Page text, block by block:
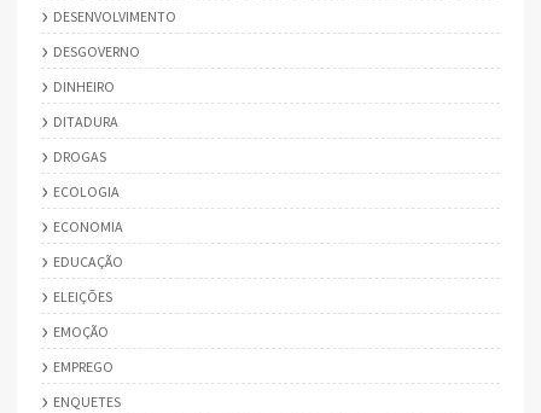
DESENVOLVIMENTO
DESGOVERNO
DINHEIRO
DITADURA
DROGAS
ECOLOGIA
ECONOMIA
EDUCAÇÃO
ELEIÇÕES
EMOÇÃO
EMPREGO
ENQUETES